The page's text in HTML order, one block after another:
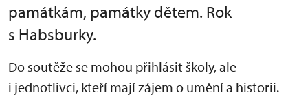
památkám, památky dětem. Rok
s Habsburky.
Do soutěže se mohou přihlásit školy, ale
i jednotlivci, kteří mají zájem o umění a historii.